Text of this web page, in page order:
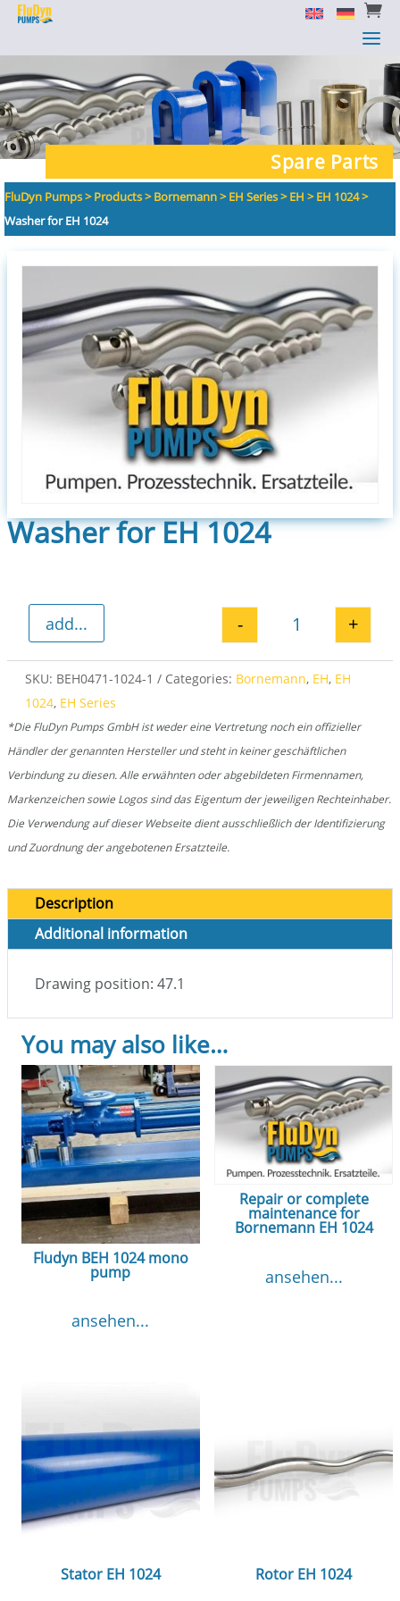

a

a
Spare Parts
FluDyn Pumps>Products>Bornemann>EH Series>EH >EH 1024>
Washer for EH 1024
Washer for EH 1024
Washer for EH
- +
add...
SKU: BEH0471-1024-1 Categories: Bornemann, EH, EH
1024, EH Series
*Die FluDyn Pumps GmbH ist weder eine Vertretung noch ein offizieller
Händler der genannten Hersteller und steht in keiner geschäftlichen
Verbindung zu diesen. Alle erwähnten oder abgebildeten Firmennamen,
Markenzeichen sowie Logos sind das Eigentum der jeweiligen Rechteinhaber.
Die Verwendung auf dieser Webseite dient ausschließlich der Identifizierung
und Zuordnung der angebotenen Ersatzteile.
Description
Additional information
Drawing position: 47.1
You may also like…
Fludyn BEH 1024 mono
pump
ansehen...
Repair or complete
maintenance for
Bornemann EH 1024
ansehen...
Stator EH 1024 Rotor EH 1024